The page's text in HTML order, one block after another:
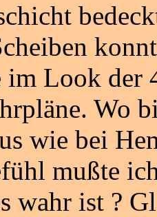
im Look der
Wo
wie bei
mußte
wahr ist ?